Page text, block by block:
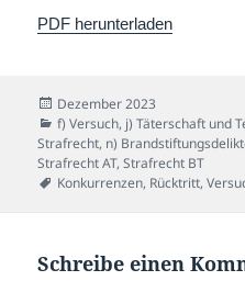
PDF herunterladen
Veröffentlicht
am
Dezember 2023
Kategorien
f) Versuch, j) Täterschaft und
Strafrecht, n)
Strafrecht AT,Strafrecht BT
Schlagwörter
Konkurrenzen, Rücktritt,
Schreibe einen